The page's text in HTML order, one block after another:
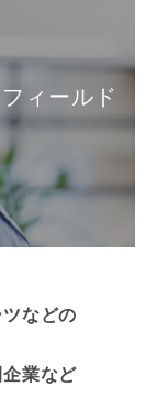
などの
業など